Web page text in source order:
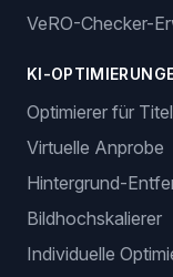
VeRO-Checker-
KI-
Optimierer für
Virtuelle Anprobe
Hintergrund-
Bildhochskalierer
Individuelle